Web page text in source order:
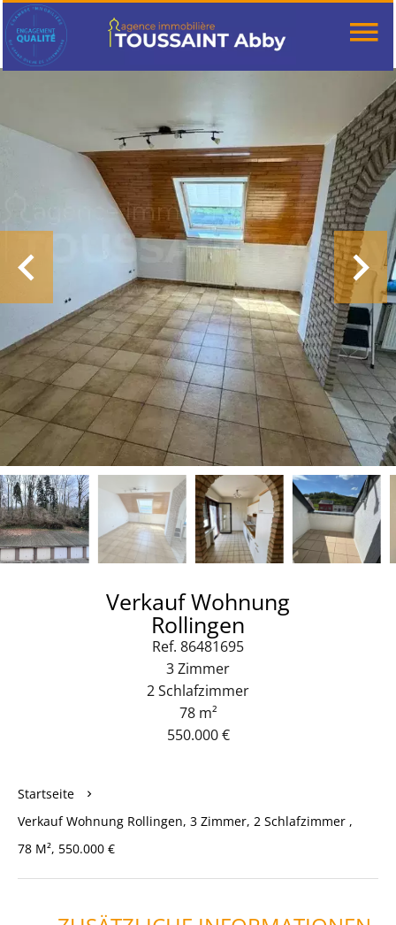
Verkauf Wohnung
Rollingen
Ref. 86481695
3 Zimmer
2 Schlafzimmer
78 m²
550.000 €
Startseite
Verkauf Wohnung Rollingen, 3 Zimmer, 2 Schlafzimmer ,
78 M², 550.000 €